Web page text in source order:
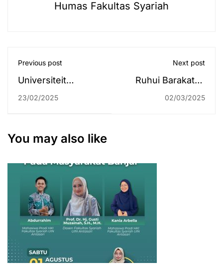
Humas Fakultas Syariah
Previous post
Universiteit
Leiden/KITLV-
Fakultas Syariah
Banjarmasin untuk
Perkaya Khazanah
Koleksi
23/02/2025
Next post
Ruhui Barakatan
Edisi 01 Maret 2025
02/03/2025
You may also like